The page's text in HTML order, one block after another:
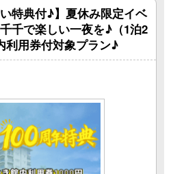
特典付♪】夏休み限定イベ
千で楽しい一夜を♪（1泊2
利用券付対象プラン♪